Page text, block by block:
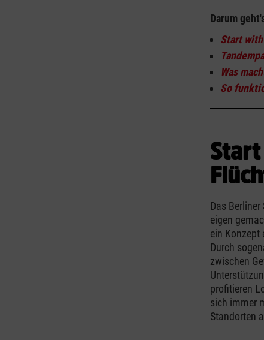
Darum
Start
Was
So
Das Berliner
eigen
ein Konzept
Durch
zwischen
profitieren
sich immer
Standorten